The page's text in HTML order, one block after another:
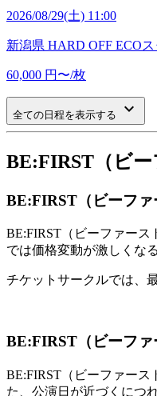
2026/08/29(土) 11:00
新潟県 HARD OFF ECO
60,000 円〜/枚
全ての日程を表示する keyboard_arrow_down
BE:FIRST（ビ
BE:FIRST（ビーファ
BE:FIRST（ビーファー
では価格変動が激しくな
チケットサークルでは、
BE:FIRST（ビーファ
BE:FIRST（ビーファー
た、公演日が近づくにつ